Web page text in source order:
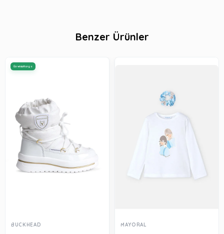
Benzer Ürünler
BUCKHEAD
Ücretsiz Kargo
MAYORAL